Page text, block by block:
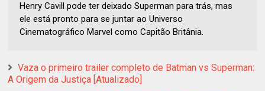
Henry Cavill pode ter deixado Superman para trás, mas
ele está pronto para se juntar ao Universo
Cinematográfico Marvel como Capitão Britânia.
Vaza o primeiro trailer completo de Batman vs Superman:
A Origem da Justiça [Atualizado]